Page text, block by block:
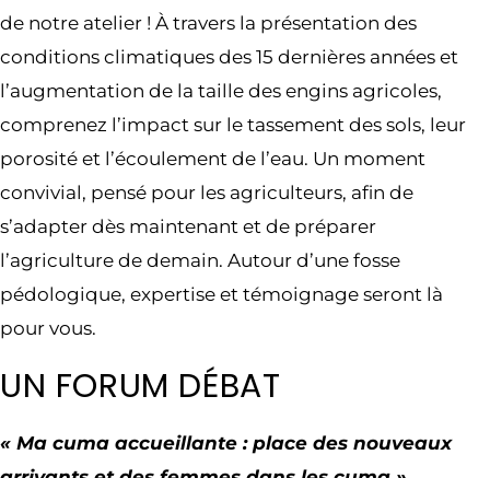
de notre atelier ! À travers la présentation des
conditions climatiques des 15 dernières années et
l’augmentation de la taille des engins agricoles,
comprenez l’impact sur le tassement des sols, leur
porosité et l’écoulement de l’eau. Un moment
convivial, pensé pour les agriculteurs, afin de
s’adapter dès maintenant et de préparer
l’agriculture de demain. Autour d’une fosse
pédologique, expertise et témoignage seront là
pour vous.
UN FORUM DÉBAT
« Ma cuma accueillante : place des nouveaux